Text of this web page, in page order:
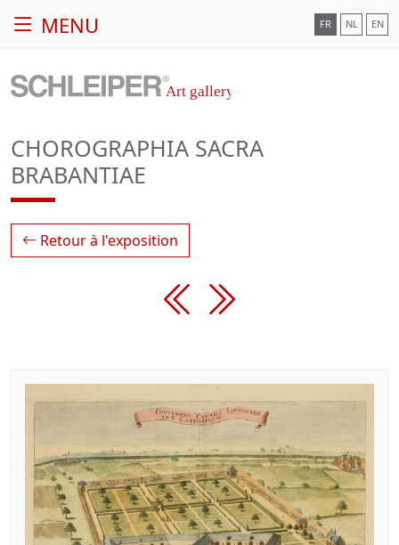
MENU FR NL EN
CHOROGRAPHIA SACRA
BRABANTIAE
Retour à l'exposition